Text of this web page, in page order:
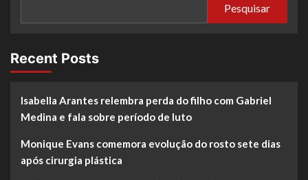
Pesquisar
Recent Posts
Isabella Arantes relembra perda do filho com Gabriel
Medina e fala sobre período de luto
Monique Evans comemora evolução do rosto sete dias
após cirurgia plástica